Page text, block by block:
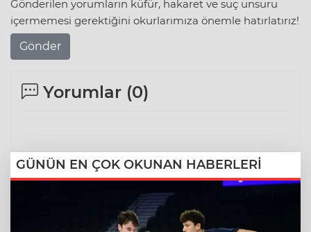
Gönderilen yorumların küfür, hakaret ve suç unsuru
içermemesi gerektiğini okurlarımıza önemle hatırlatırız!
Gönder
Yorumlar (0)
GÜNÜN EN ÇOK OKUNAN HABERLERİ